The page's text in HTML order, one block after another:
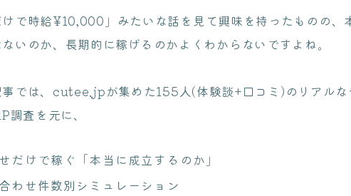
けで時給¥10,000」みたいな話を見て興味を持ったものの、
いのか、長期的に稼げるのかよくわからないですよね。
事では、cutee.jpが集めた155人(体験談+口コミ)のリアル
調査を元に、
だけで稼ぐ「本当に成立するのか」
わせ件数別シミュレーション